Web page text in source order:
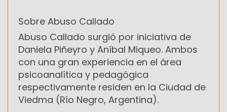
Sobre Abuso Callado
Abuso Callado surgió por iniciativa de
Daniela Piñeyro y Aníbal Miqueo. Ambos
con una gran experiencia en el área
psicoanalítica y pedagógica
respectivamente residen en la Ciudad de
Viedma (Río Negro, Argentina).